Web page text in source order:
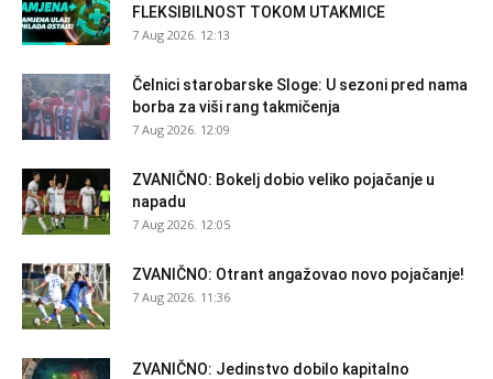
FLEKSIBILNOST TOKOM UTAKMICE
7 Aug 2026. 12:13
Čelnici starobarske Sloge: U sezoni pred nama
borba za viši rang takmičenja
7 Aug 2026. 12:09
ZVANIČNO: Bokelj dobio veliko pojačanje u
napadu
7 Aug 2026. 12:05
ZVANIČNO: Otrant angažovao novo pojačanje!
7 Aug 2026. 11:36
ZVANIČNO: Jedinstvo dobilo kapitalno